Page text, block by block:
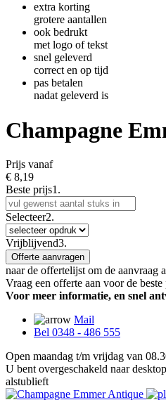
extra korting
grotere aantallen
ook bedrukt
met logo of tekst
snel geleverd
correct en op tijd
pas betalen
nadat geleverd is
Champagne
Prijs vanaf
€ 8,19
Beste prijs1.
Selecteer2.
Vrijblijvend3.
Offerte aanvragen
naar de offertelijst om de aanvraag
Vraag een offerte aan voor de beste
Voor meer informatie, en snel
Mail
Bel 0348 - 486 555
Open maandag t/m vrijdag van
U bent overgeschakeld naar
alstublieft